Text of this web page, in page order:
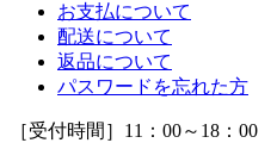
お支払について
配送について
返品について
パスワードを忘れた方
［受付時間］11：00～18：00